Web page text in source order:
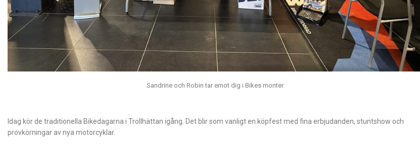
Sandrine och Robin tar emot dig i Bikes monter.
Idag kör de traditionella Bikedagarna i Trollhättan igång. Det blir som vanligt en köpfest med fina erbjudanden, stuntshow och
provkörningar av nya motorcyklar.